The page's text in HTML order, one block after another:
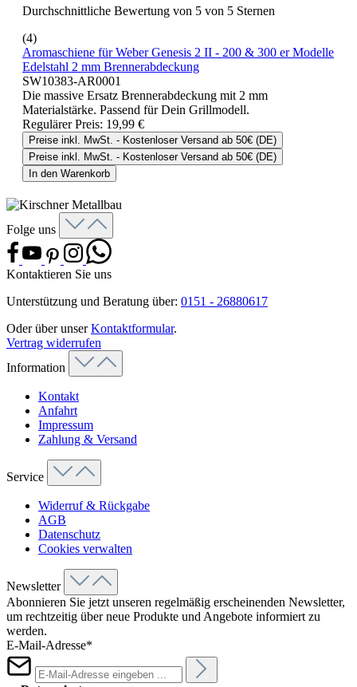
Durchschnittliche Bewertung von 5 von 5 Sternen
(4)
Aromaschiene für Weber Genesis 2 II - 200 & 300 er Modelle
Edelstahl 2 mm Brennerabdeckung
SW10383-AR0001
Die massive Ersatz Brennerabdeckung mit 2 mm
Materialstärke. Passend für Dein Grillmodell.
Regulärer Preis: 19,99 €
Preise inkl. MwSt. - Kostenloser Versand ab 50€ (DE)
Preise inkl. MwSt. - Kostenloser Versand ab 50€ (DE)
In den Warenkorb
Folge uns
Kontaktieren Sie uns
Unterstützung und Beratung über: 0151 - 26880617
Oder über unserKontaktformular.
Vertrag widerrufen
Information
Kontakt
Anfahrt
Impressum
Zahlung & Versand
Service
Widerruf & Rückgabe
AGB
Datenschutz
Cookies verwalten
Newsletter
Abonnieren Sie jetzt unseren regelmäßig erscheinenden Newsletter,
um rechtzeitig über neue Produkte und Angebote informiert zu
werden.
E-Mail-Adresse*